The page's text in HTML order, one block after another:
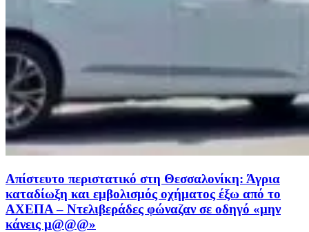
Απίστευτο περιστατικό στη Θεσσαλονίκη: Άγρια
καταδίωξη και εμβολισμός οχήματος έξω από το
ΑΧΕΠΑ – Ντελιβεράδες φώναζαν σε οδηγό «μην
κάνεις μ@@@»